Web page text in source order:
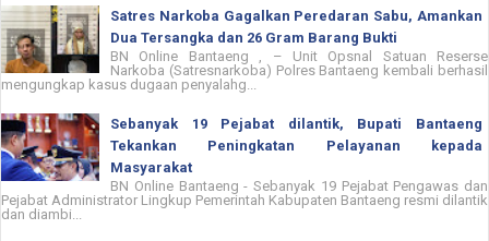
Satres Narkoba Gagalkan Peredaran Sabu, Amankan
Dua Tersangka dan 26 Gram Barang Bukti
BN Online Bantaeng , – Unit Opsnal Satuan Reserse
Narkoba (Satresnarkoba) Polres Bantaeng kembali berhasil
mengungkap kasus dugaan penyalahg...
Sebanyak 19 Pejabat dilantik, Bupati Bantaeng
Tekankan Peningkatan Pelayanan kepada
Masyarakat
BN Online Bantaeng - Sebanyak 19 Pejabat Pengawas dan
Pejabat Administrator Lingkup Pemerintah Kabupaten Bantaeng resmi dilantik
dan diambi...